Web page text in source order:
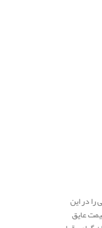
در این
عایق